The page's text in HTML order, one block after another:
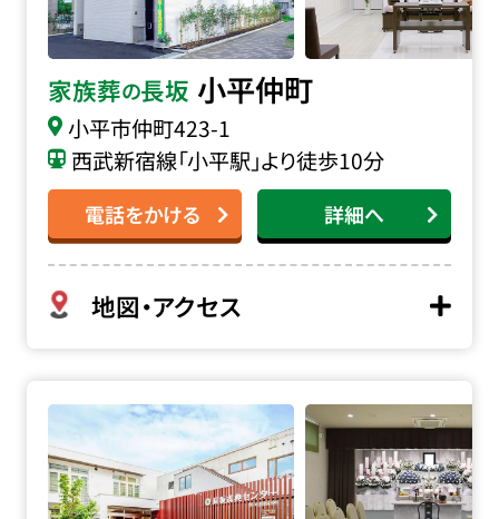
家族葬の長坂 小平仲町
小平市仲町423-1
西武新宿線「小平駅」より徒歩10分
電話をかける 詳細へ
地図・アクセス
長坂式典センター本店の詳細へ